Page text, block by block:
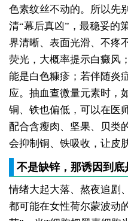
色素纹丝不动的。所以先
清“幕后真凶”，最稳妥的
界清晰、表面光滑、不疼
荧光，大概率提示白癜风
能是白色糠疹；若伴随炎
应。抽血查微量元素时，
铜、铁也偏低，可以在医
配合含瘦肉、坚果、贝类
会抑制铜、铁吸收，让皮
不是缺锌，那诱因到底
情绪大起大落、熬夜追剧
都可能在女性荷尔蒙波动